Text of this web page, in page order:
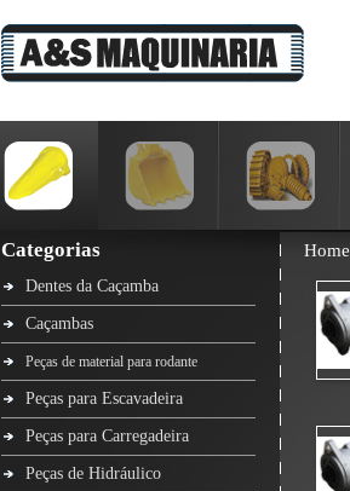
Categorias
Dentes da Caçamba
Caçambas
Peças de material para rodante
Peças para Escavadeira
Peças para Carregadeira
Peças de Hidráulico
Home